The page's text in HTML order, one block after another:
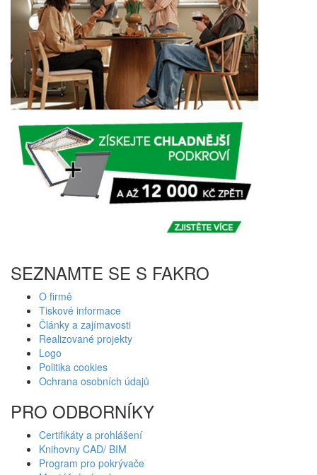
SEZNAMTE SE S FAKRO
O firmě
Tiskové informace
Články a zajímavosti
Realizované projekty
Logo
Politika cookies
Ochrana osobních údajů
PRO ODBORNÍKY
Certifikáty a prohlášení
Knihovny CAD/ BIM
Program pro pokrývače